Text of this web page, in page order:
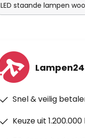
LED staande lampen
Snel & veilig
Keuze uit